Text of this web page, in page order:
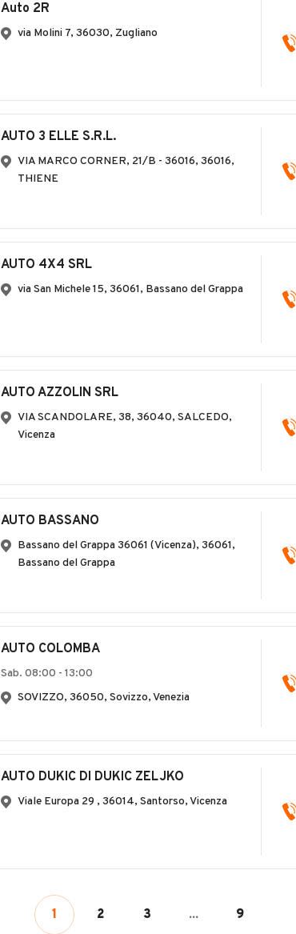
Auto 2R
via Molini 7, 36030, Zugliano
AUTO 3 ELLE S.R.L.
VIA MARCO CORNER, 21/B - 36016, 36016,
THIENE
AUTO 4X4 SRL
via San Michele 15, 36061, Bassano del Grappa
AUTO AZZOLIN SRL
VIA SCANDOLARE, 38, 36040, SALCEDO,
Vicenza
AUTO BASSANO
Bassano del Grappa 36061 (Vicenza), 36061,
Bassano del Grappa
AUTO COLOMBA
Sab. 08:00 - 13:00
SOVIZZO, 36050, Sovizzo, Venezia
AUTO DUKIC DI DUKIC ZELJKO
Viale Europa 29 , 36014, Santorso, Vicenza
1 2 3 ... 9